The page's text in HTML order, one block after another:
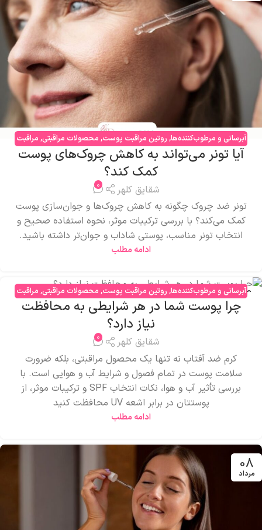
آبرسانی و مرطوب‌کننده‌ها, روتین مراقبت پوست, محصولات مراقبتی, مراقبت
صورت ,مشکلات پوستی
آیا تونر می‌تواند به کاهش چروک‌های پوست
کمک کند؟
شقایق کلهر 0
تونر ضد چروک چگونه به کاهش چروک‌ها و جوان‌سازی پوست
کمک می‌کند؟ با بررسی ترکیبات موثر، نحوه استفاده صحیح و
انتخاب تونر مناسب، پوستی شاداب و جوان‌تر داشته باشید.
ادامه مطلب
09
مرداد
آبرسانی و مرطوب‌کننده‌ها, روتین مراقبت پوست, محصولات مراقبتی, مراقبت
صورت ,مشکلات پوستی
چرا پوست شما در هر شرایطی به محافظت
نیاز دارد؟
شقایق کلهر 0
کرم ضد آفتاب نه تنها یک محصول مراقبتی، بلکه ضرورت
سلامت پوست در تمام فصول و شرایط آب و هوایی است. با
بررسی تأثیر آب و هوا، نکات انتخاب SPF و ترکیبات موثر، از
پوستتان در برابر اشعه UV محافظت کنید
ادامه مطلب
08
مرداد